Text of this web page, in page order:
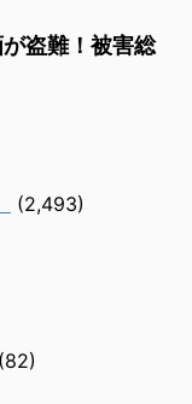
が盗難！被害総
(2,493)
(82)